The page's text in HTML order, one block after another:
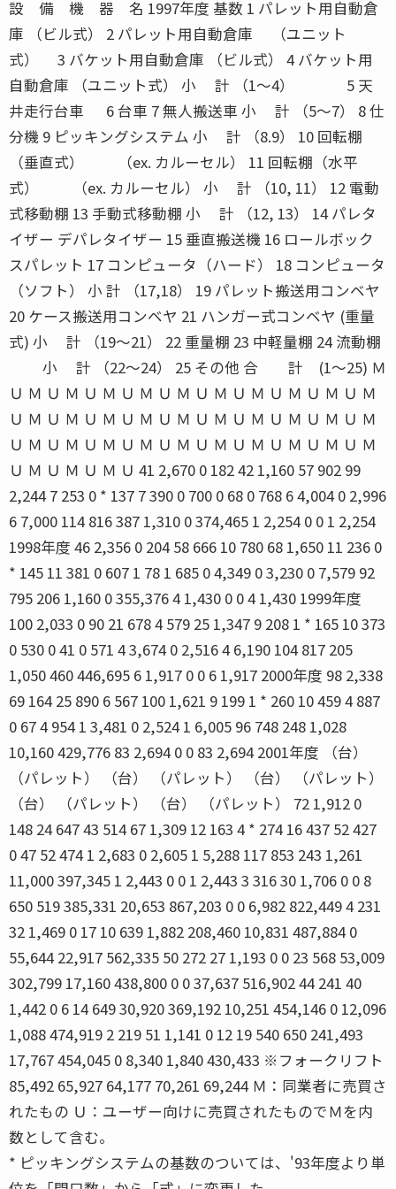
設 備 機 器 名 1997年度 基数 1 パレット用自動倉
庫 （ビル式） 2 パレット用自動倉庫 （ユニット
式） 3 バケット用自動倉庫 （ビル式） 4 バケット用
自動倉庫 （ユニット式） 小 計 （1〜4） 5 天
井走行台車 6 台車 7 無人搬送車 小 計 （5〜7） 8 仕
分機 9 ピッキングシステム 小 計 （8.9） 10 回転棚
（垂直式） （ex. カルーセル） 11 回転棚（水平
式） （ex. カルーセル） 小 計 （10, 11） 12 電動
式移動棚 13 手動式移動棚 小 計 （12, 13） 14 パレタ
イザー デパレタイザー 15 垂直搬送機 16 ロールボック
スパレット 17 コンピュータ（ハード） 18 コンピュータ
（ソフト） 小 計 （17,18） 19 パレット搬送用コンベヤ
20 ケース搬送用コンベヤ 21 ハンガー式コンベヤ (重量
式) 小 計 （19〜21） 22 重量棚 23 中軽量棚 24 流動棚
小 計 （22〜24） 25 その他 合 計 (1〜25) Ｍ
Ｕ Ｍ Ｕ Ｍ Ｕ Ｍ Ｕ Ｍ Ｕ Ｍ Ｕ Ｍ Ｕ Ｍ Ｕ Ｍ Ｕ Ｍ Ｕ Ｍ
Ｕ Ｍ Ｕ Ｍ Ｕ Ｍ Ｕ Ｍ Ｕ Ｍ Ｕ Ｍ Ｕ Ｍ Ｕ Ｍ Ｕ Ｍ Ｕ Ｍ
Ｕ Ｍ Ｕ Ｍ Ｕ Ｍ Ｕ Ｍ Ｕ Ｍ Ｕ Ｍ Ｕ Ｍ Ｕ Ｍ Ｕ Ｍ Ｕ Ｍ
Ｕ Ｍ Ｕ Ｍ Ｕ Ｍ Ｕ 41 2,670 0 182 42 1,160 57 902 99
2,244 7 253 0 * 137 7 390 0 700 0 68 0 768 6 4,004 0 2,996
6 7,000 114 816 387 1,310 0 374,465 1 2,254 0 0 1 2,254
1998年度 46 2,356 0 204 58 666 10 780 68 1,650 11 236 0
* 145 11 381 0 607 1 78 1 685 0 4,349 0 3,230 0 7,579 92
795 206 1,160 0 355,376 4 1,430 0 0 4 1,430 1999年度
100 2,033 0 90 21 678 4 579 25 1,347 9 208 1 * 165 10 373
0 530 0 41 0 571 4 3,674 0 2,516 4 6,190 104 817 205
1,050 460 446,695 6 1,917 0 0 6 1,917 2000年度 98 2,338
69 164 25 890 6 567 100 1,621 9 199 1 * 260 10 459 4 887
0 67 4 954 1 3,481 0 2,524 1 6,005 96 748 248 1,028
10,160 429,776 83 2,694 0 0 83 2,694 2001年度 （台）
（パレット） （台） （パレット） （台） （パレット）
（台） （パレット） （台） （パレット） 72 1,912 0
148 24 647 43 514 67 1,309 12 163 4 * 274 16 437 52 427
0 47 52 474 1 2,683 0 2,605 1 5,288 117 853 243 1,261
11,000 397,345 1 2,443 0 0 1 2,443 3 316 30 1,706 0 0 8
650 519 385,331 20,653 867,203 0 0 6,982 822,449 4 231
32 1,469 0 17 10 639 1,882 208,460 10,831 487,884 0
55,644 22,917 562,335 50 272 27 1,193 0 0 23 568 53,009
302,799 17,160 438,800 0 0 37,637 516,902 44 241 40
1,442 0 6 14 649 30,920 369,192 10,251 454,146 0 12,096
1,088 474,919 2 219 51 1,141 0 12 19 540 650 241,493
17,767 454,045 0 8,340 1,840 430,433 ※フォークリフト
85,492 65,927 64,177 70,261 69,244 Ｍ：同業者に売買さ
れたもの Ｕ：ユーザー向けに売買されたものでＭを内
数として含む。
* ピッキングシステムの基数のついては、'93年度より単